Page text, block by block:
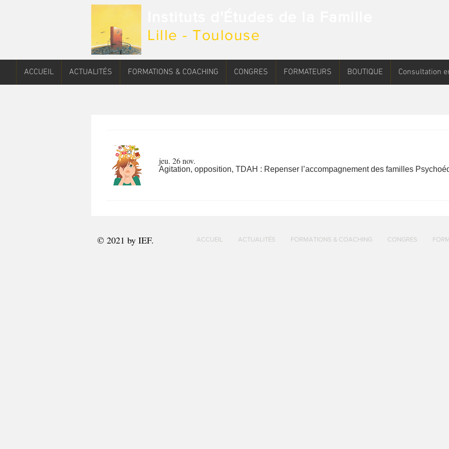
Lille - Toulouse
ACCUEIL ACTUALITÉS FORMATIONS & COACHING CONGRES FORMATEURS BOUTIQUE Consultation
jeu. 26 nov.
© 2021 by IEF. ACCUEIL ACTUALITÉS FORMATIONS & COACHING CONGRES